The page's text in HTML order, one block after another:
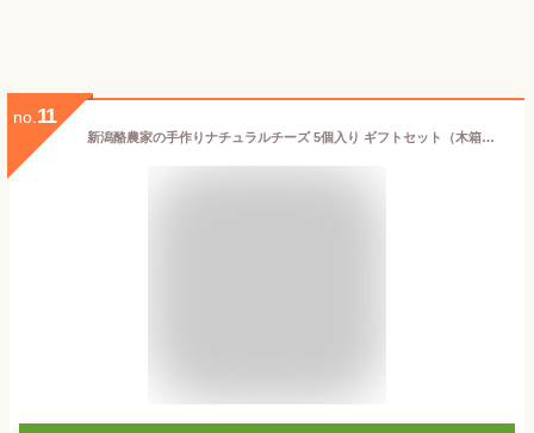
no. 11
新潟酪農家の手作りナチュラルチーズ 5個入り ギフトセット（木箱入り）ロイアルヒルホルスタインズ【新鮮/おつまみ/生乳/モッツァレラ】【ギフトに・贈り物に！のし（熨斗）包装無料】【送料無料】